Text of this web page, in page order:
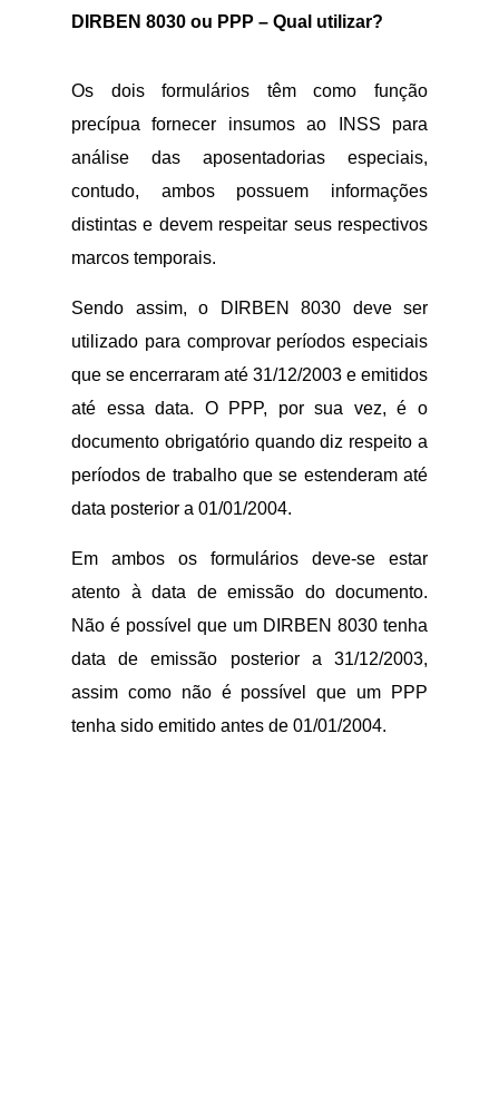
DIRBEN 8030 ou PPP – Qual utilizar?
Os dois formulários têm como função
precípua fornecer insumos ao INSS para
análise das aposentadorias especiais,
contudo, ambos possuem informações
distintas e devem respeitar seus respectivos
marcos temporais.
Sendo assim, o DIRBEN 8030 deve ser
utilizado para comprovar períodos especiais
que se encerraram até 31/12/2003 e emitidos
até essa data. O PPP, por sua vez, é o
documento obrigatório quando diz respeito a
períodos de trabalho que se estenderam até
data posterior a 01/01/2004.
Em ambos os formulários deve-se estar
atento à data de emissão do documento.
Não é possível que um DIRBEN 8030 tenha
data de emissão posterior a 31/12/2003,
assim como não é possível que um PPP
tenha sido emitido antes de 01/01/2004.